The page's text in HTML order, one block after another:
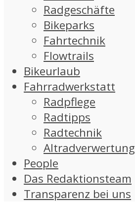
Radgeschäfte
Bikeparks
Fahrtechnik
Flowtrails
Bikeurlaub
Fahrradwerkstatt
Radpflege
Radtipps
Radtechnik
Altradverwertung
People
Das Redaktionsteam
Transparenz bei uns